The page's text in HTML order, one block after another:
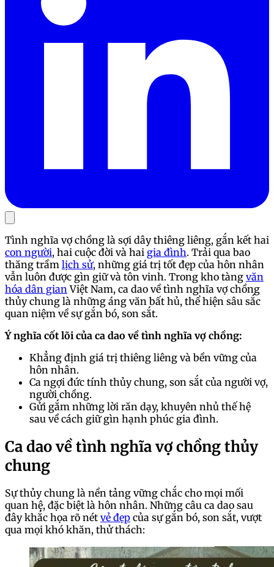
Tình nghĩa vợ chồng là sợi dây thiêng liêng, gắn kết hai
con người, hai cuộc đời và hai gia đình. Trải qua bao
thăng trầm lịch sử, những giá trị tốt đẹp của hôn nhân
vẫn luôn được gìn giữ và tôn vinh. Trong kho tàng văn
hóa dân gian Việt Nam, ca dao về tình nghĩa vợ chồng
thủy chung là những áng văn bất hủ, thể hiện sâu sắc
quan niệm về sự gắn bó, son sắt.
Ý nghĩa cốt lõi của ca dao về tình nghĩa vợ chồng:
Khẳng định giá trị thiêng liêng và bền vững của
hôn nhân.
Ca ngợi đức tính thủy chung, son sắt của người vợ,
người chồng.
Gửi gắm những lời răn dạy, khuyên nhủ thế hệ
sau về cách giữ gìn hạnh phúc gia đình.
Ca dao về tình nghĩa vợ chồng thủy
chung
Sự thủy chung là nền tảng vững chắc cho mọi mối
quan hệ, đặc biệt là hôn nhân. Những câu ca dao sau
đây khắc họa rõ nét vẻ đẹp của sự gắn bó, son sắt, vượt
qua mọi khó khăn, thử thách: